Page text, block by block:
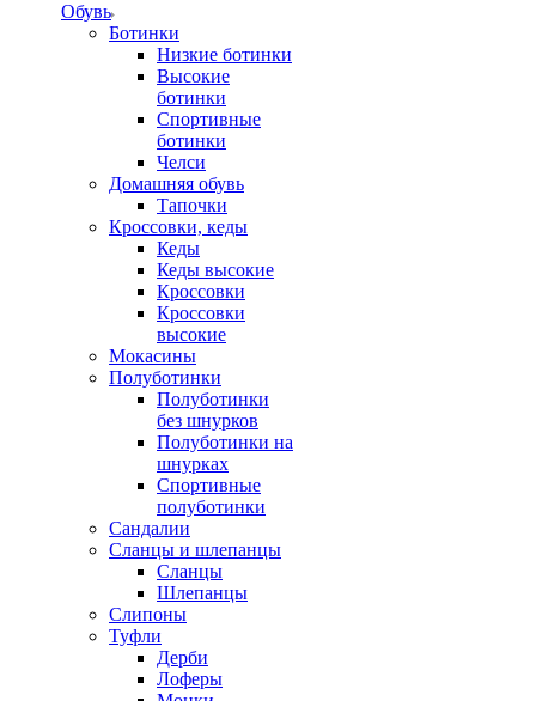
Обувь
Ботинки
Низкие ботинки
Высокие
ботинки
Спортивные
ботинки
Челси
Домашняя обувь
Тапочки
Кроссовки, кеды
Кеды
Кеды высокие
Кроссовки
Кроссовки
высокие
Мокасины
Полуботинки
Полуботинки
без шнурков
Полуботинки на
шнурках
Спортивные
полуботинки
Сандалии
Сланцы и шлепанцы
Сланцы
Шлепанцы
Слипоны
Туфли
Дерби
Лоферы